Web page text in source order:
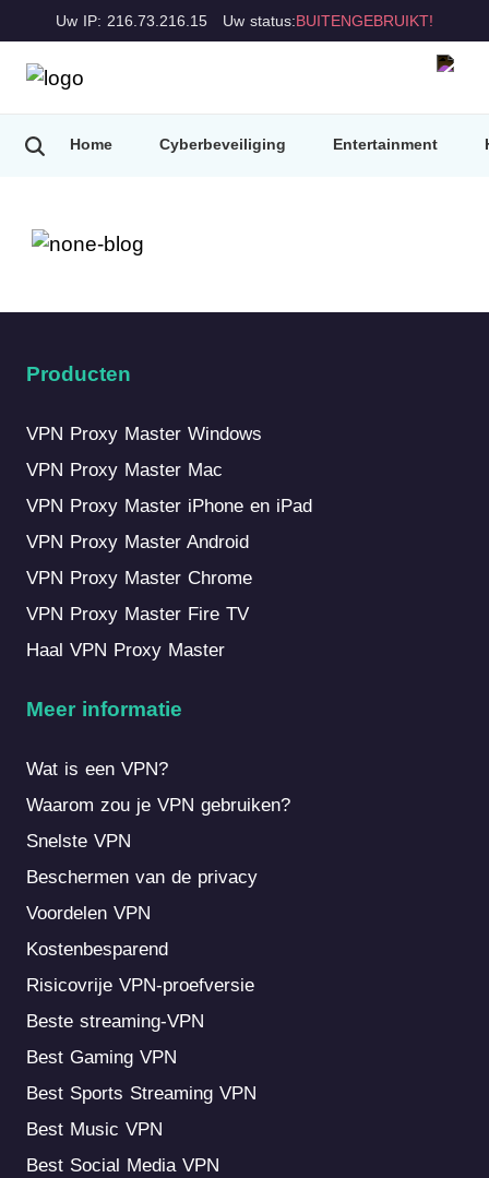
Uw IP: 216.73.216.15 Uw status:BUITENGEBRUIKT!
Home Cyberbeveiliging Entertainment
Producten
VPN Proxy Master Windows
VPN Proxy Master Mac
VPN Proxy Master iPhone en iPad
VPN Proxy Master Android
VPN Proxy Master Chrome
VPN Proxy Master Fire TV
Haal VPN Proxy Master
Meer informatie
Wat is een VPN?
Waarom zou je VPN gebruiken?
Snelste VPN
Beschermen van de privacy
Voordelen VPN
Kostenbesparend
Risicovrije VPN-proefversie
Beste streaming-VPN
Best Gaming VPN
Best Sports Streaming VPN
Best Music VPN
Best Social Media VPN